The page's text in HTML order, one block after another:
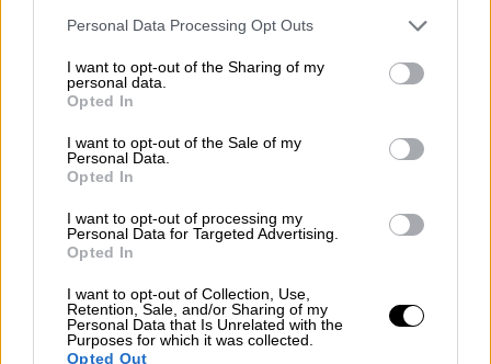
Please note that this website/app uses one or more Google
not limited to your visit or usage behaviour. You may click to
grant or deny consent to Google and its third-party tags to
use your data for below specified purposes in below Google
consent section.
Personal Data Processing Opt Outs
I want to opt-out of the Sharing of my
personal data.
Opted In
I want to opt-out of the Sale of my
Personal Data.
Opted In
I want to opt-out of processing my
Personal Data for Targeted Advertising.
Opted In
I want to opt-out of Collection, Use,
Retention, Sale, and/or Sharing of my
Personal Data that Is Unrelated with the
Purposes for which it was collected.
Opted Out